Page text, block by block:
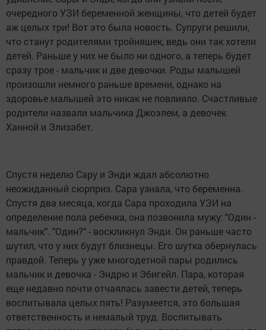
очередного УЗИ беременной женщины, что детей будет
аж целых три! Вот это была новость. Супруги решили,
что станут родителями тройняшек, ведь они так хотели
детей. Раньше у них не было ни одного, а теперь будет
сразу трое - мальчик и две девочки. Роды малышей
произошли немного раньше времени, однако на
здоровье малышей это никак не повлияло. Счастливые
родители назвали мальчика Джоэлем, а девочек
Ханной и Элизабет.
Спустя неделю Сару и Энди ждал абсолютно
неожиданный сюрприз. Сара узнала, что беременна.
Спустя два месяца, когда Сара проходила УЗИ на
определение пола ребенка, она позвонила мужу: "Один -
мальчик". "Один?" - воскликнул Энди. Он раньше часто
шутил, что у них будут близнецы. Его шутка обернулась
правдой. Теперь у уже многодетной пары родились
мальчик и девочка - Эндрю и Эбигейл. Пара, которая
еще недавно почти отчаялась завести детей, теперь
воспитывала целых пять! Разумеется, это большая
ответственность и немалый труд. Воспитывать